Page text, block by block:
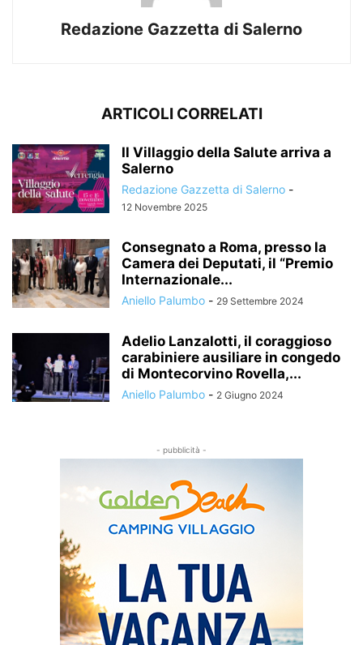
Redazione Gazzetta di Salerno
ARTICOLI CORRELATI
Il Villaggio della Salute arriva a
Salerno
Redazione Gazzetta di Salerno -
12 Novembre 2025
Consegnato a Roma, presso la
Camera dei Deputati, il “Premio
Internazionale...
Aniello Palumbo - 29 Settembre 2024
Adelio Lanzalotti, il coraggioso
carabiniere ausiliare in congedo
di Montecorvino Rovella,...
Aniello Palumbo - 2 Giugno 2024
- pubblicità -